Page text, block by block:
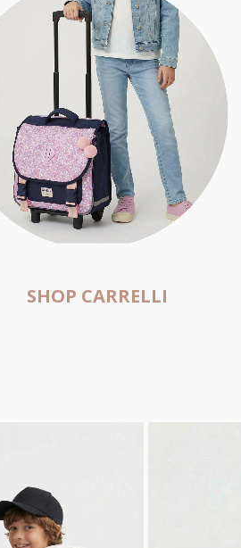
SHOP CARRELLI